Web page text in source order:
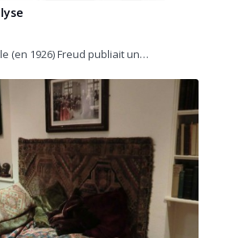
(en 1926) Freud publiait un…